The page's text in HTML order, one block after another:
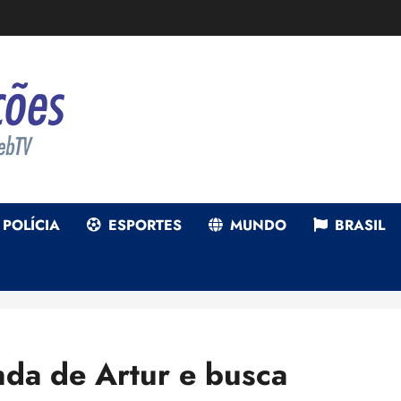
POLÍCIA ESPORTES MUNDO BRASIL
de Artur e busca